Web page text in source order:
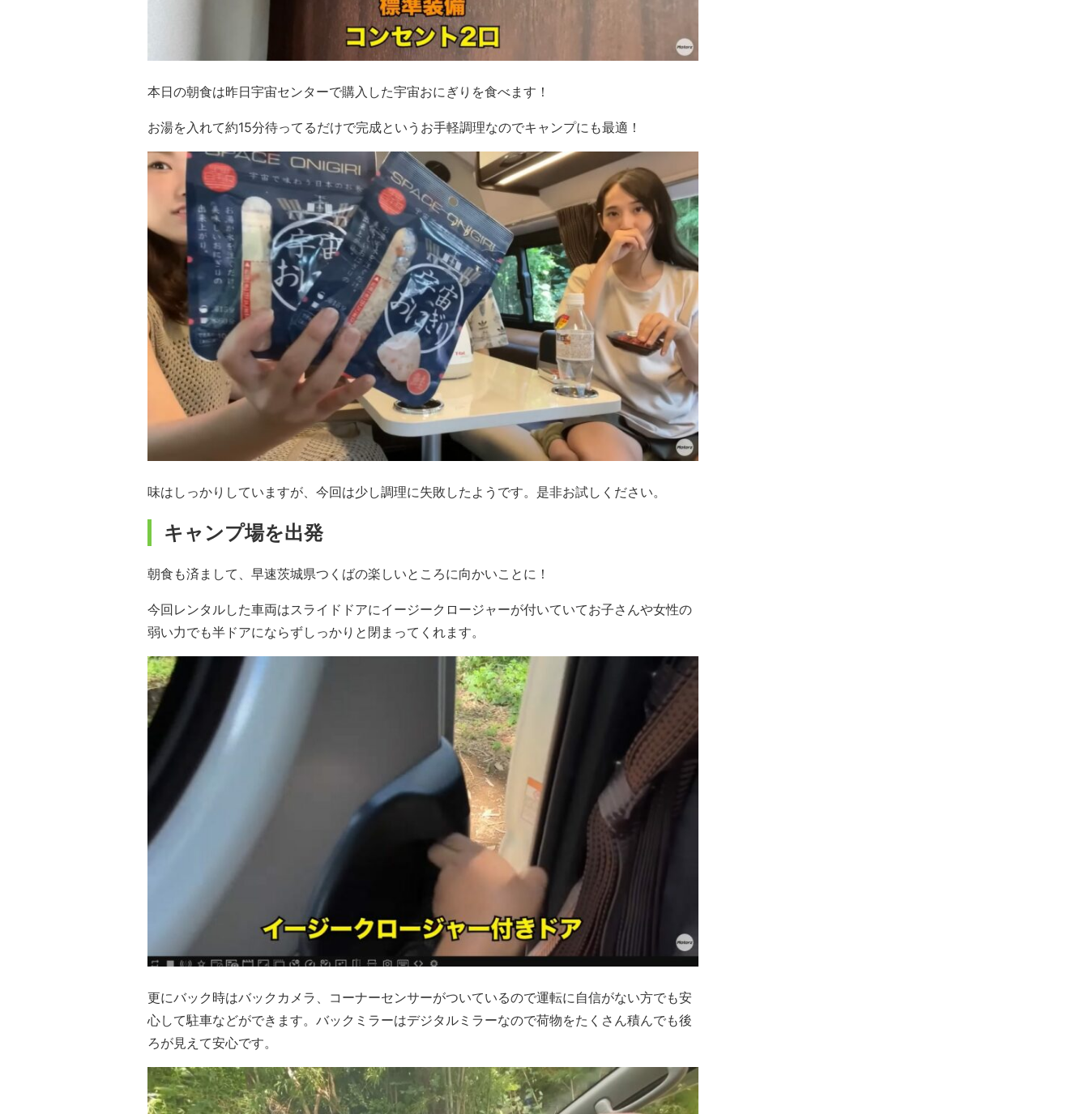
本日の朝食は昨日宇宙センターで購入した宇宙おにぎりを食べます！
お湯を入れて約15分待ってるだけで完成というお手軽調理なのでキャンプにも最適！
味はしっかりしていますが、今回は少し調理に失敗したようです。是非お試しください。
キャンプ場を出発
朝食も済まして、早速茨城県つくばの楽しいところに向かいことに！
今回レンタルした車両はスライドドアにイージークロージャーが付いていてお子さんや女性の
弱い力でも半ドアにならずしっかりと閉まってくれます。
更にバック時はバックカメラ、コーナーセンサーがついているので運転に自信がない方でも安
心して駐車などができます。バックミラーはデジタルミラーなので荷物をたくさん積んでも後
ろが見えて安心です。